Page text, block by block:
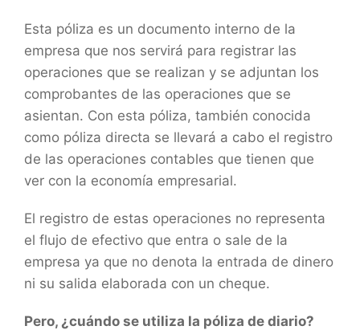
Esta póliza es un documento interno de la
empresa que nos servirá para registrar las
operaciones que se realizan y se adjuntan los
comprobantes de las operaciones que se
asientan. Con esta póliza, también conocida
como póliza directa se llevará a cabo el registro
de las operaciones contables que tienen que
ver con la economía empresarial.
El registro de estas operaciones no representa
el flujo de efectivo que entra o sale de la
empresa ya que no denota la entrada de dinero
ni su salida elaborada con un cheque.
Pero, ¿cuándo se utiliza la póliza de diario?